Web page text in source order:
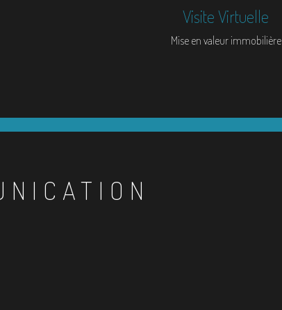
Visite Virtuelle
Mise en valeur immobilière